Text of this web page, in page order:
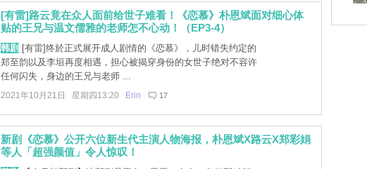
[有雷]路云竟在众人面前给世子难看！《恋慕》朴恩斌面对细心体
贴的王兄与温文儒雅的老师怎不心动！（EP3-4）
韩剧 [有雷]终於正式展开成人剧情的《恋慕》，儿时错失约定的
郑至韵以及李垣再度相遇，担心被揭穿身份的女世子绝对不容许
任何闪失，身边的王兄与老师 ...
2021年10月21日 星期四13:20 Erin 17
新剧《恋慕》公开六位新生代主演人物海报，朴恩斌X路云X郑彩娟
等人「超强颜值」令人惊叹！